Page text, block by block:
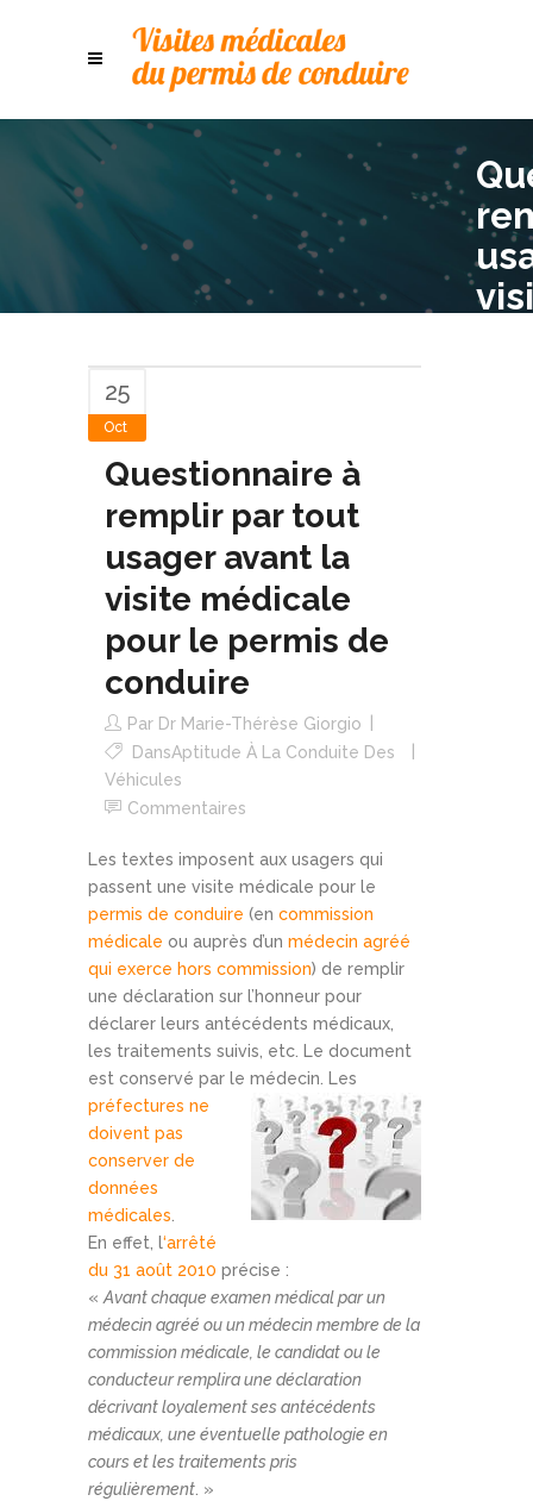
25
Oct
Questionnaire à
remplir par tout
usager avant la
visite médicale
pour le permis de
conduire
Par Dr Marie-Thérèse Giorgio
DansAptitude À La Conduite Des
Véhicules
Commentaires
Les textes imposent aux usagers qui
passent une visite médicale pour le
permis de conduire (en commission
médicale ou auprès d’un médecin agréé
qui exerce hors commission) de remplir
une déclaration sur l’honneur pour
déclarer leurs antécédents médicaux,
les traitements suivis, etc. Le document
est conservé par le médecin. Les
préfectures ne
doivent pas
conserver de
données
médicales.
En effet, l‘arrêté
du 31 août 2010 précise :
«Avant chaque examen médical par un
médecin agréé ou un médecin membre de la
commission médicale, le candidat ou le
conducteur remplira une déclaration
décrivant loyalement ses antécédents
médicaux, une éventuelle pathologie en
cours et les traitements pris
régulièrement. »